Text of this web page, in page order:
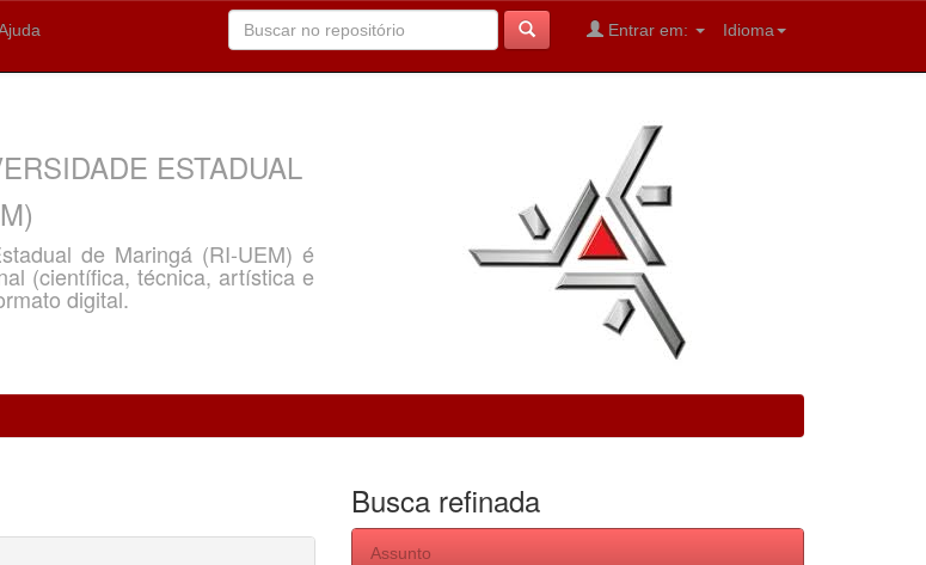
Idioma
Entrar em:
ESTADUAL
de Maringá (RI-UEM) é
(científica, técnica, artística e
digital.
Busca refinada
Assunto